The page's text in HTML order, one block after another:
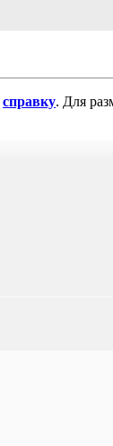
справку. Для